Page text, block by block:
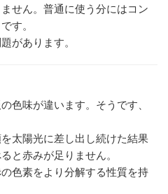
せん。普通に使う分にはコン
す。
があります。
色味が違います。そうです、
太陽光に差し出し続けた結果
と赤みが足りません。
色素をより分解する性質を持